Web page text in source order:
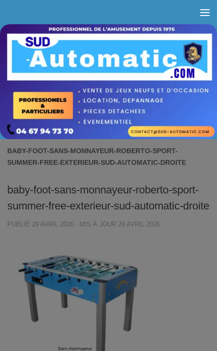
BABY-FOOT-SANS-MONNAYEUR-ROBERTO-SPORT-
SUMMER-FREE-EXTERIEUR-SUD-AUTOMATIC-DROITE
baby-foot-sans-monnayeur-roberto-sport-
summer-free-exterieur-sud-automatic-droite
PUBLIÉ 29 AVRIL 2026 · MIS À JOUR 29 AVRIL 2026